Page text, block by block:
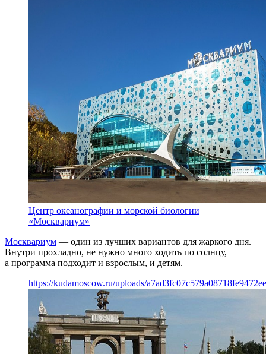
Центр океанографии и морской биологии
«Москвариум»
Москвариум — один из лучших вариантов для жаркого дня.
Внутри прохладно, не нужно много ходить по солнцу,
а программа подходит и взрослым, и детям.
https://kudamoscow.ru/uploads/